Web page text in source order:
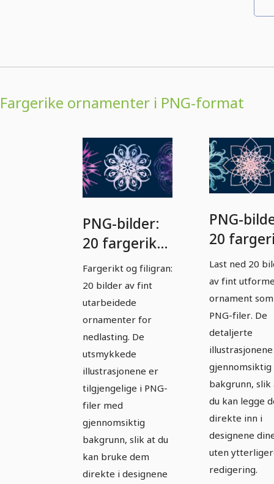
Fargerike ornamenter i PNG-format
PNG-bilder:
20 fargerike
ornament til
nedlasting -
1
Fargerikt og filigran:
20 bilder av fint
utarbeidede
ornamenter for
nedlasting. De
utsmykkede
illustrasjonene er
tilgjengelige i PNG-
filer med
gjennomsiktig
bakgrunn, slik at du
kan bruke dem
direkte i designene
PNG-
20
til
2
Last ned 20
av fint
ornament som
PNG-filer. De
detaljerte
gjennomsiktig
bakgrunn, slik
du kan legge
direkte inn i
designene
uten
redigering.